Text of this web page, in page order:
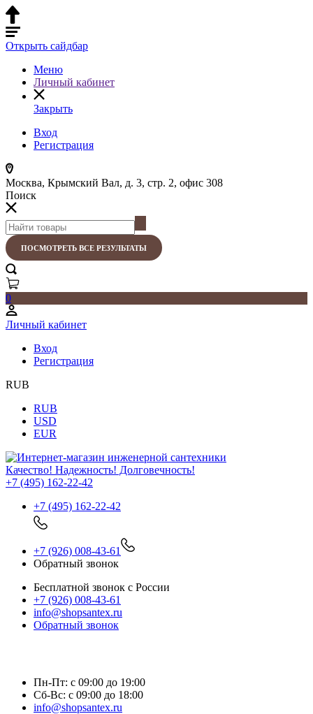
Открыть сайдбар
Меню
Личный кабинет
Закрыть
Вход
Регистрация
Москва, Крымский Вал, д. 3, стр. 2, офис 308
Поиск
ПОСМОТРЕТЬ ВСЕ РЕЗУЛЬТАТЫ
0
Личный кабинет
Вход
Регистрация
RUB
RUB
USD
EUR
Качество! Надежность! Долговечность!
+7 (495) 162-22-42
+7 (495) 162-22-42
+7 (926) 008-43-61
Обратный звонок
Бесплатной звонок с России
+7 (926) 008-43-61
info@shopsantex.ru
Обратный звонок
Пн-Пт: с 09:00 до 19:00
Сб-Вс: с 09:00 до 18:00
info@shopsantex.ru